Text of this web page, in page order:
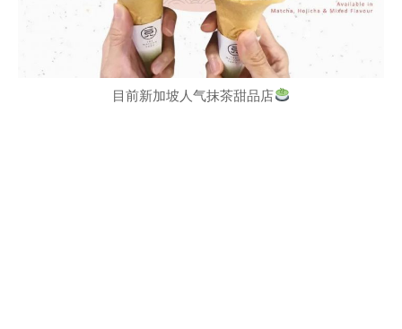
目前新加坡人气抹茶甜品店